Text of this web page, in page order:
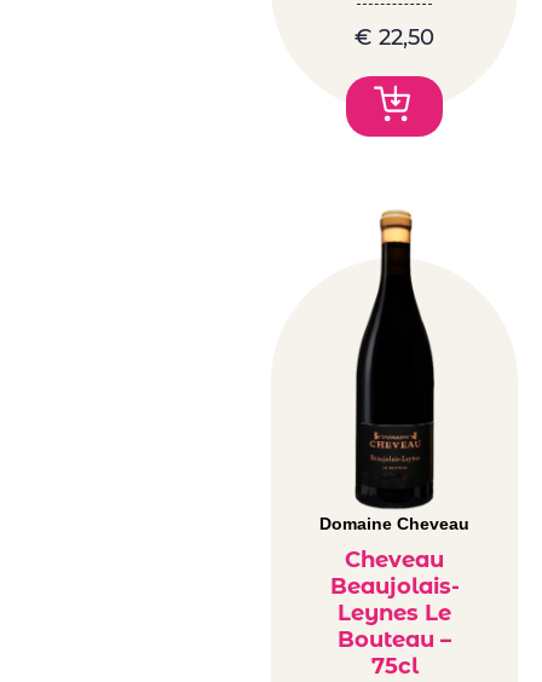
€ 22,50
Domaine Cheveau
Cheveau
Beaujolais-
Leynes Le
Bouteau –
75cl